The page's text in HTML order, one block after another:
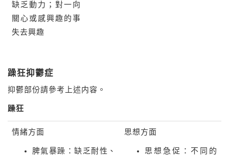
缺乏動力；對一向
關心或感興趣的事
失去興趣
躁狂抑鬱症
抑鬱部份請參考上述内容。
躁狂
情緒方面
脾氣暴躁：缺乏耐性、
思想方面
思想急促：不同的